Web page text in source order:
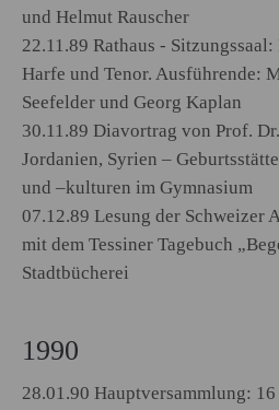
und Helmut Rauscher
22.11.89 Rathaus -
Harfe und Tenor. Ausführende:
Seefelder und Georg Kaplan
30.11.89 Diavortrag von Prof.
Jordanien, Syrien –
und –kulturen im Gymnasium
07.12.89 Lesung der Schweizer
mit dem Tessiner Tagebuch
Stadtbücherei
1990
28.01.90 Hauptversammlung: